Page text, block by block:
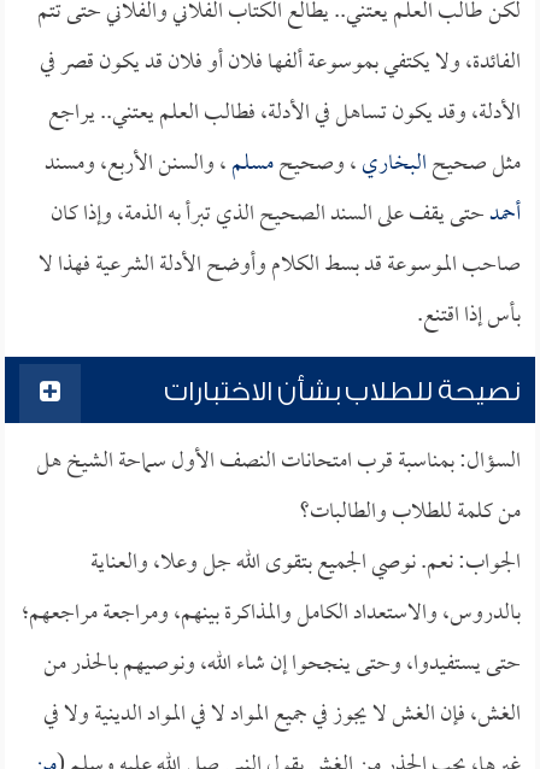
لكن طالب العلم يعتني.. يطالع الكتاب الفلاني والفلاني حتى تتم
الفائدة، ولا يكتفي بموسوعة ألفها فلان أو فلان قد يكون قصر في
الأدلة، وقد يكون تساهل في الأدلة، فطالب العلم يعتني.. يراجع
مثل صحيحالبخاري، وصحيحمسلم، والسنن الأربع، ومسند
أحمدحتى يقف على السند الصحيح الذي تبرأ به الذمة، وإذا كان
صاحب الموسوعة قد بسط الكلام وأوضح الأدلة الشرعية فهذا لا
بأس إذا اقتنع.
نصيحة للطلاب بشأن الاختبارات
السؤال: بمناسبة قرب امتحانات النصف الأول سماحة الشيخ هل
من كلمة للطلاب والطالبات؟
الجواب: نعم. نوصي الجميع بتقوى الله جل وعلا، والعناية
بالدروس، والاستعداد الكامل والمذاكرة بينهم، ومراجعة مراجعهم؛
حتى يستفيدوا، وحتى ينجحوا إن شاء الله، ونوصيهم بالحذر من
الغش، فإن الغش لا يجوز في جميع المواد لا في المواد الدينية ولا في